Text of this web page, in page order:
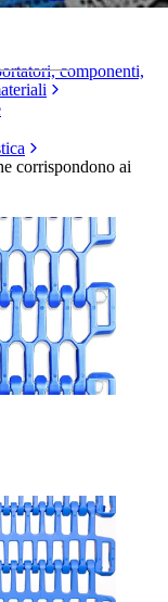
componenti,
corrispondono ai